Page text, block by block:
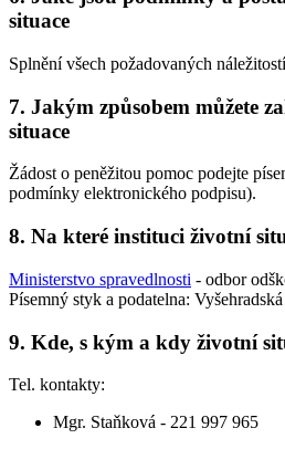
situace
Splnění všech požadovaných
7. Jakým způsobem můžete
situace
Žádost o peněžitou pomoc podejte
podmínky elektronického podpisu).
8. Na které instituci životní
Ministerstvo spravedlnosti - odbor
Písemný styk a podatelna:
9. Kde, s kým a kdy životní
Tel. kontakty:
Mgr. Staňková - 221 997 965